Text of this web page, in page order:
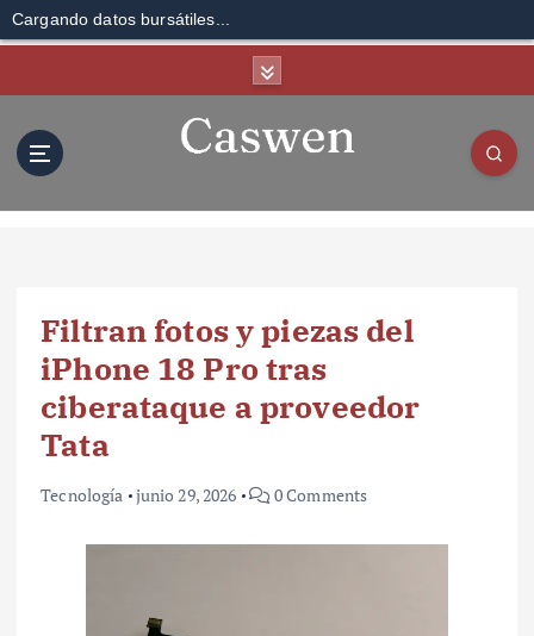
Cargando datos bursátiles...
Filtran fotos y piezas del
iPhone 18 Pro tras
ciberataque a proveedor
Tata
Tecnología junio 29, 2026 0 Comments